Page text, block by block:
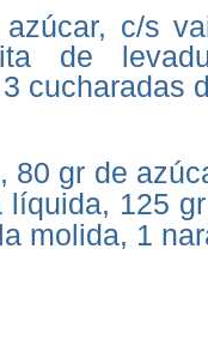
c/s
de
cucharadas
80 gr de
125
molida, 1